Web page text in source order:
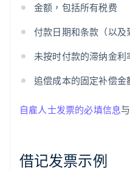
金额，包括所有税费
付款日期和条款（以及
未按时付款的滞纳金利
追偿成本的固定补偿金
自雇人士发票的必填信息
借记发票示例